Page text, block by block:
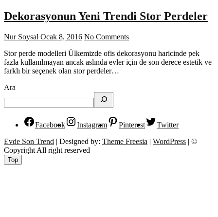
Dekorasyonun Yeni Trendi Stor Perdeler
Nur Soysal Ocak 8, 2016 No Comments
Stor perde modelleri Ülkemizde ofis dekorasyonu haricinde pek
fazla kullanılmayan ancak aslında evler için de son derece estetik ve
farklı bir seçenek olan stor perdeler…
Ara
Facebook Instagram Pinterest
Twitter
Evde Son Trend | Designed by: Theme Freesia | WordPress | ©
Copyright All right reserved
Top